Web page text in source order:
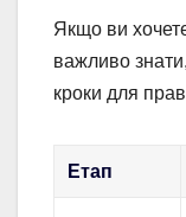
Якщо ви
важливо
кроки для
Етап